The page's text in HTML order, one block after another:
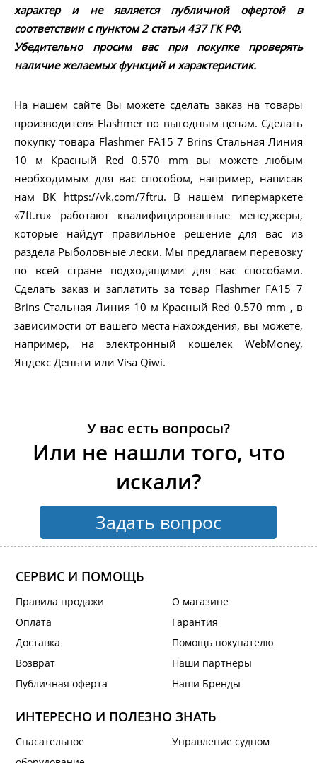
характер и не является публичной офертой в
соответствии с пунктом 2 статьи 437 ГК РФ.
Убедительно просим вас при покупке проверять
наличие желаемых функций и характеристик.
На нашем сайте Вы можете сделать заказ на товары
производителя Flashmer по выгодным ценам. Сделать
покупку товара Flashmer FA15 7 Brins Стальная Линия
10 м Красный Red 0.570 mm вы можете любым
необходимым для вас способом, например, написав
нам ВК https://vk.com/7ftru. В нашем гипермаркете
«7ft.ru» работают квалифицированные менеджеры,
которые найдут правильное решение для вас из
раздела Рыболовные лески. Мы предлагаем перевозку
по всей стране подходящими для вас способами.
Сделать заказ и заплатить за товар Flashmer FA15 7
Brins Стальная Линия 10 м Красный Red 0.570 mm , в
зависимости от вашего места нахождения, вы можете,
например, на электронный кошелек WebMoney,
Яндекс Деньги или Visa Qiwi.
У вас есть вопросы?
Или не нашли того, что
искали?
Задать вопрос
СЕРВИС И ПОМОЩЬ
Правила продажи
Оплата
Доставка
Возврат
Публичная оферта
О магазине
Гарантия
Помощь покупателю
Наши партнеры
Наши Бренды
ИНТЕРЕСНО И ПОЛЕЗНО ЗНАТЬ
Спасательное
Управление судном